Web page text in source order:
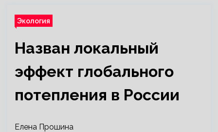
Экология
Назван локальный
эффект глобального
потепления в России
Елена Прошина